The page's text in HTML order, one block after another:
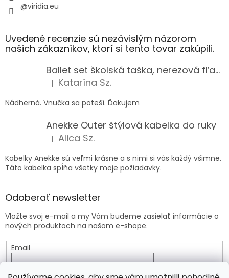
@viridia.eu
Uvedené recenzie sú nezávislým názorom
našich zákazníkov, ktorí si tento tovar zakúpili.
Ballet set školská taška, nerezová fľaša a plný peračník s motívom baletky pre dievča
Hodnotenie produktu je 5 z 5 hviezdičiek.
| Katarína Sz.
Nádherná. Vnučka sa poteší. Ďakujem
Anekke Outer štýlová kabelka do ruky
Hodnotenie produktu je 5 z 5 hviezdičiek.
| Alica Sz.
Kabelky Anekke sú veľmi krásne a s nimi si vás každý všimne.
Táto kabelka spĺňa všetky moje požiadavky.
Odoberať newsletter
Vložte svoj e-mail a my Vám budeme zasielať informácie o
nových produktoch na našom e-shope.
Email